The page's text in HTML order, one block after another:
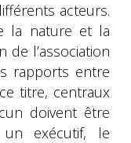
acteurs.
la nature et la
de l’association
rapports entre
titre, centraux
doivent être
exécutif, le